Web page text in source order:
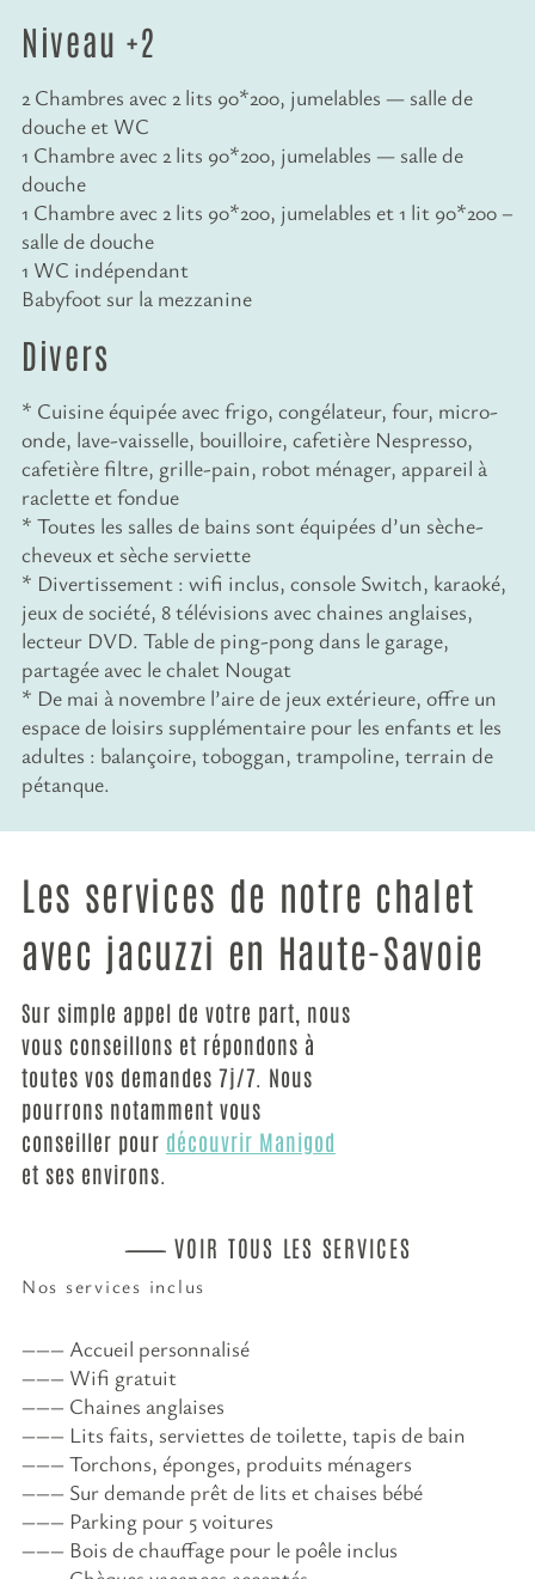
Niveau +2
2 Chambres avec 2 lits 90*200, jumelables — salle de
douche et WC
1 Chambre avec 2 lits 90*200, jumelables — salle de
douche
1 Chambre avec 2 lits 90*200, jumelables et 1 lit 90*200 –
salle de douche
1 WC indépendant
Babyfoot sur la mezzanine
Divers
* Cuisine équipée avec frigo, congélateur, four, micro-
onde, lave-vaisselle, bouilloire, cafetière Nespresso,
cafetière filtre, grille-pain, robot ménager, appareil à
raclette et fondue
* Toutes les salles de bains sont équipées d’un sèche-
cheveux et sèche serviette
* Divertissement : wifi inclus, console Switch, karaoké,
jeux de société, 8 télévisions avec chaines anglaises,
lecteur DVD. Table de ping-pong dans le garage,
partagée avec le chalet Nougat
* De mai à novembre l’aire de jeux extérieure, offre un
espace de loisirs supplémentaire pour les enfants et les
adultes : balançoire, toboggan, trampoline, terrain de
pétanque.
Les services de notre chalet
avec jacuzzi en Haute-Savoie
Sur simple appel de votre part, nous
vous conseillons et répondons à
toutes vos demandes 7j/7. Nous
pourrons notamment vous
conseiller pour découvrir Manigod
et ses environs.
VOIR TOUS LES SERVICES
Nos services inclus
Accueil personnalisé
Wifi gratuit
Chaines anglaises
Lits faits, serviettes de toilette, tapis de bain
Torchons, éponges, produits ménagers
Sur demande prêt de lits et chaises bébé
Parking pour 5 voitures
Bois de chauffage pour le poêle inclus